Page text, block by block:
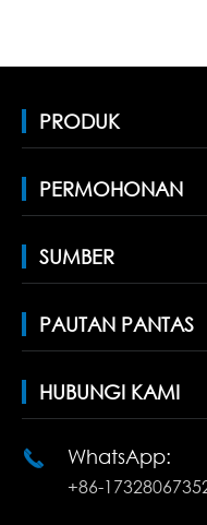
PRODUK
PERMOHONAN
SUMBER
PAUTAN PANTAS
HUBUNGI KAMI
 WhatsApp:
+86-